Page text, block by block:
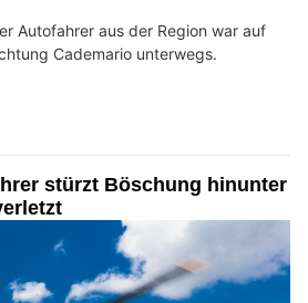
Autofahrer aus der Region war auf
Cademario unterwegs.
stürzt Böschung hinunter